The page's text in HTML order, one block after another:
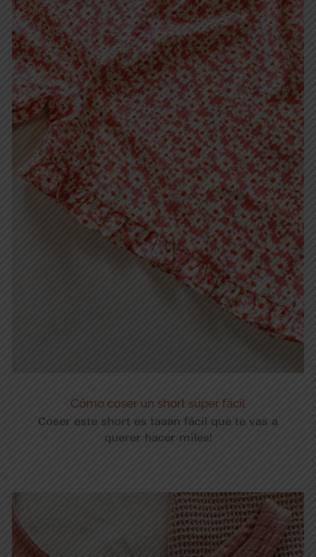
Cómo coser un short súper fácil
Coser este short es taaan fácil que te vas a
querer hacer miles!